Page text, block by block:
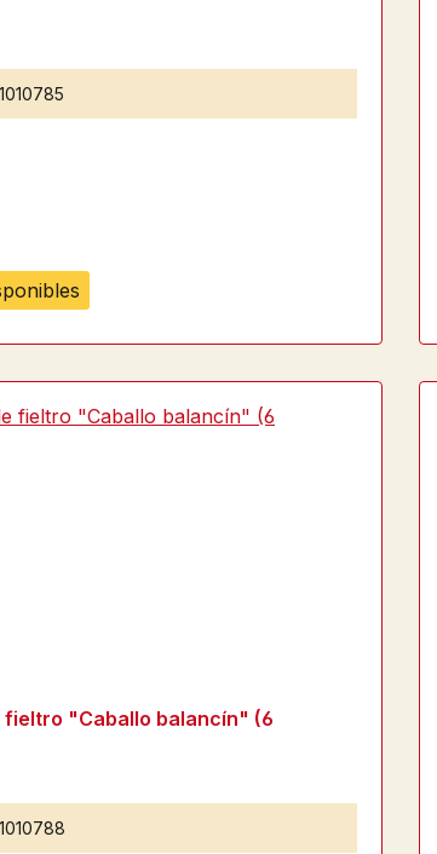
1010785
fieltro "Caballo balancín" (6
1010788